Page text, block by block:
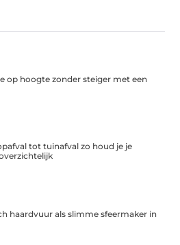
op hoogte zonder steiger met een
tot tuinafval zo houd je je
haardvuur als slimme sfeermaker in